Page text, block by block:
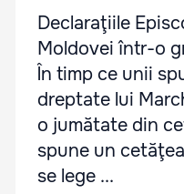
Declaraţiile
Moldovei într-o
În timp ce unii
dreptate lui
o jumătate din
spune un
se lege ...